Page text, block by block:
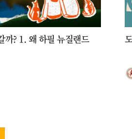
까? 1. 왜 하필 뉴질랜드